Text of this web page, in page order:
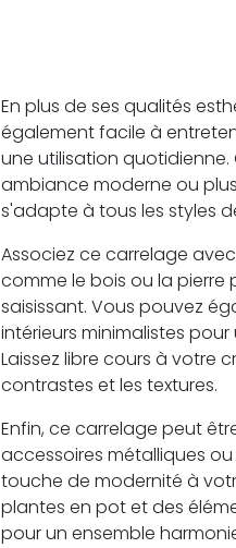
En plus de ses qualités
également facile à
une utilisation
ambiance moderne ou
s'adapte à tous les styles
Associez ce carrelage
comme le bois ou la
saisissant. Vous pouvez
intérieurs minimalistes
Laissez libre cours à votre
contrastes et les textures.
Enfin, ce carrelage peut
accessoires métalliques
touche de modernité à
plantes en pot et des
pour un ensemble